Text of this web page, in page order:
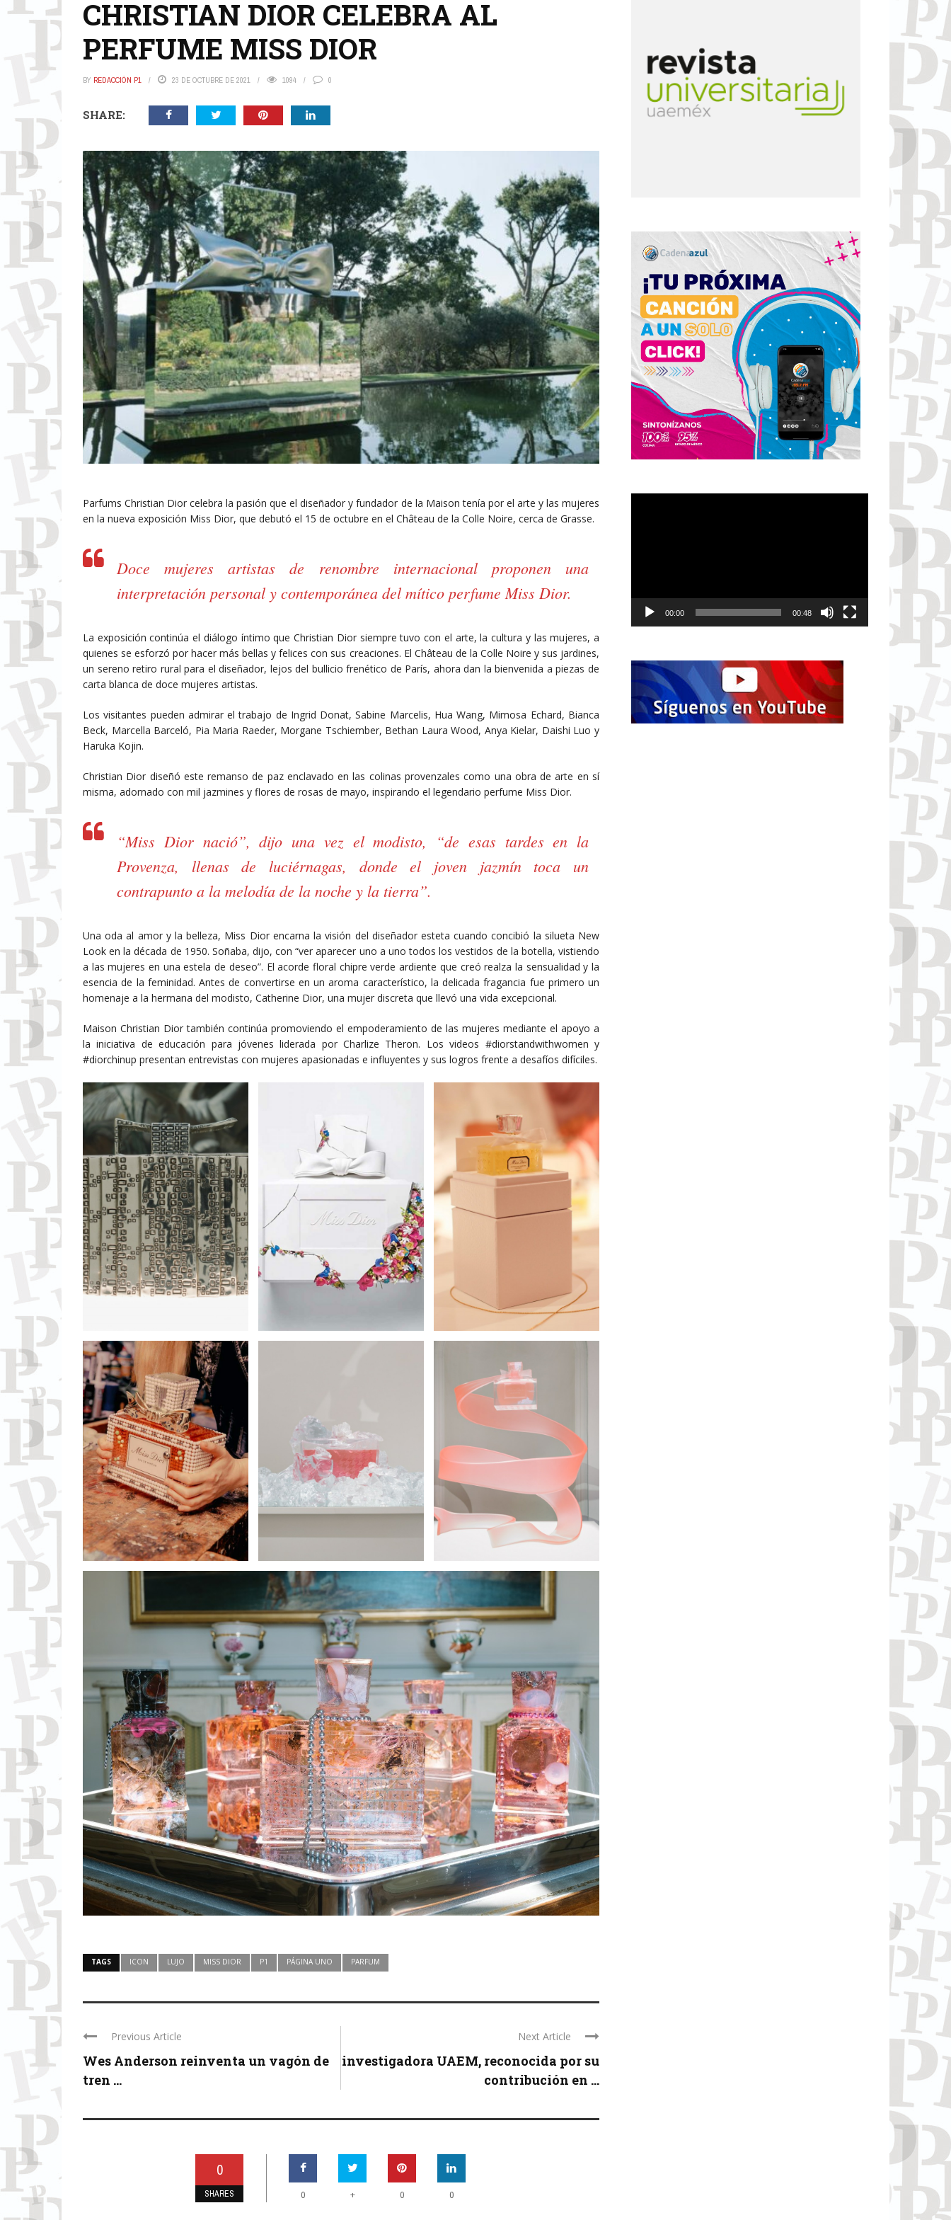
CHRISTIAN DIOR CELEBRA AL
PERFUME MISS DIOR
BY REDACCIÓN P1 23 DE OCTUBRE DE 2021 1094 0
SHARE:
Parfums Christian Dior celebra la pasión que el diseñador y fundador de la Maison tenía por el arte y las mujeres
en la nueva exposición Miss Dior, que debutó el 15 de octubre en el Château de la Colle Noire, cerca de Grasse.
Doce mujeres artistas de renombre internacional proponen una
interpretación personal y contemporánea del mítico perfume Miss Dior.
La exposición continúa el diálogo íntimo que Christian Dior siempre tuvo con el arte, la cultura y las mujeres, a
quienes se esforzó por hacer más bellas y felices con sus creaciones. El Château de la Colle Noire y sus jardines,
un sereno retiro rural para el diseñador, lejos del bullicio frenético de París, ahora dan la bienvenida a piezas de
carta blanca de doce mujeres artistas.
Los visitantes pueden admirar el trabajo de Ingrid Donat, Sabine Marcelis, Hua Wang, Mimosa Echard, Bianca
Beck, Marcella Barceló, Pia Maria Raeder, Morgane Tschiember, Bethan Laura Wood, Anya Kielar, Daishi Luo y
Haruka Kojin.
Christian Dior diseñó este remanso de paz enclavado en las colinas provenzales como una obra de arte en sí
misma, adornado con mil jazmines y flores de rosas de mayo, inspirando el legendario perfume Miss Dior.
“Miss Dior nació”, dijo una vez el modisto, “de esas tardes en la
Provenza, llenas de luciérnagas, donde el joven jazmín toca un
contrapunto a la melodía de la noche y la tierra”.
Una oda al amor y la belleza, Miss Dior encarna la visión del diseñador esteta cuando concibió la silueta New
Look en la década de 1950. Soñaba, dijo, con “ver aparecer uno a uno todos los vestidos de la botella, vistiendo
a las mujeres en una estela de deseo”. El acorde floral chipre verde ardiente que creó realza la sensualidad y la
esencia de la feminidad. Antes de convertirse en un aroma característico, la delicada fragancia fue primero un
homenaje a la hermana del modisto, Catherine Dior, una mujer discreta que llevó una vida excepcional.
Maison Christian Dior también continúa promoviendo el empoderamiento de las mujeres mediante el apoyo a
la iniciativa de educación para jóvenes liderada por Charlize Theron. Los videos #diorstandwithwomen y
#diorchinup presentan entrevistas con mujeres apasionadas e influyentes y sus logros frente a desafíos difíciles.
TAGS ICON LUJO MISS DIOR P1 PÁGINA UNO PARFUM
Previous Article
Wes Anderson reinventa un vagón de
tren ...
Next Article
investigadora UAEM, reconocida por su
contribución en ...
0
SHARES 0 + 0 0
00:00 00:48